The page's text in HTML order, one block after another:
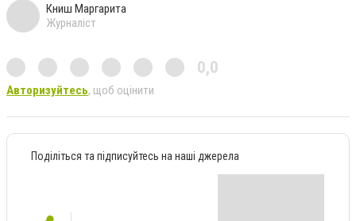
Книш Маргарита
Журналіст
0,0
Авторизуйтесь, щоб оцінити
Поділіться та підписуйтесь на наші джерела